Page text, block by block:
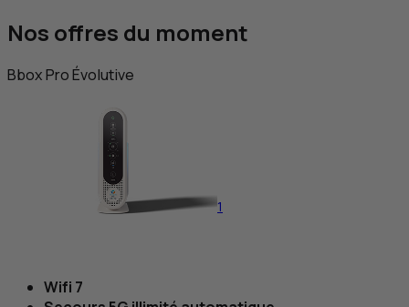
Nos offres du moment
Bbox Pro Évolutive
1
Wifi 7